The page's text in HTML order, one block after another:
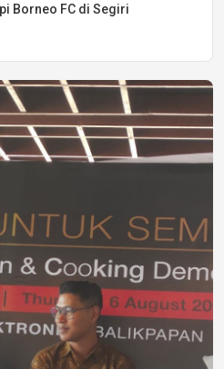
Borneo FC di Segiri